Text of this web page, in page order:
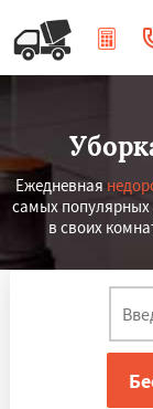
Ежедневная
самых популярных
в своих